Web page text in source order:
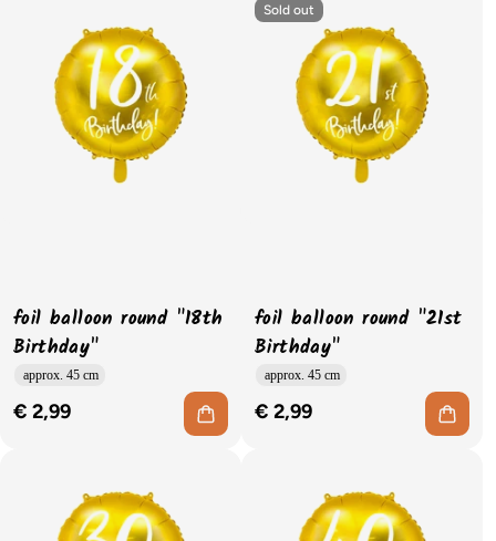
foil balloon round "18th
Birthday"
approx. 45 cm
€ 2,99
Sold out
foil balloon round "21st
Birthday"
approx. 45 cm
€ 2,99